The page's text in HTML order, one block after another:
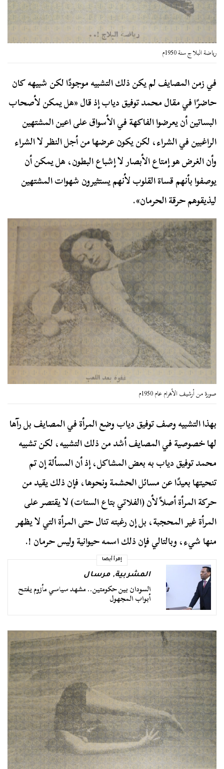
رياضة البلاج سنة 1950م
في زمن المصايف لم يكن ذلك التشبيه موجودًا لكن شبيهه كان
حاضرًا في مقال محمد توفيق دياب إذ قال «هل يمكن لأصحاب
البساتين أن يعرضوا الفاكهة في الأسواق على اعين المشتهين
الراغبين في الشراء، لكن يكون عرضها من أجل النظر لا الشراء
وأن الغرض هو إمتاع الأبصار لا إشباع البطون، هل يمكن أن
يوصفوا بأنهم قساة القلوب لأنهم يستثيرون شهوات المشتهين
ليذيقوهم حرقة الحرمان».
صورة من أرشيف الأهرام عام 1950م
بهذا التشبيه وصف توفيق دياب وضع المرأة في المصايف بل رآها
لها خصوصية في المصايف أشد من ذلك التشبيه، لكن تشبيه
محمد توفيق دياب به بعض المشاكل، إذ أن المسألة إن تم
تنحيتها بعيدًا عن مسائل الحشمة ونحوها، فإن ذلك يقيد من
حركة المرأة أصلاً لأن (الفلاتي بتاع الستات) لا يقتصر على
المرأة غير المحجبة، بل إن رغبته تنال حتى المرأة التي لا يظهر
منها شيء، وبالتالي فإن ذلك اسمه حيوانية وليس حرمان !.
إقرأ أيضا
المشربية,مرسال
السودان بين حكومتين.. مشهد سياسي مأزوم يفتح
أبواب المجهول